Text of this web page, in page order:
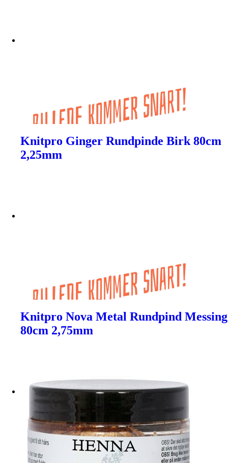
Knitpro Ginger Rundpinde Birk 80cm
2,25mm
Knitpro Nova Metal Rundpind Messing
80cm 2,75mm